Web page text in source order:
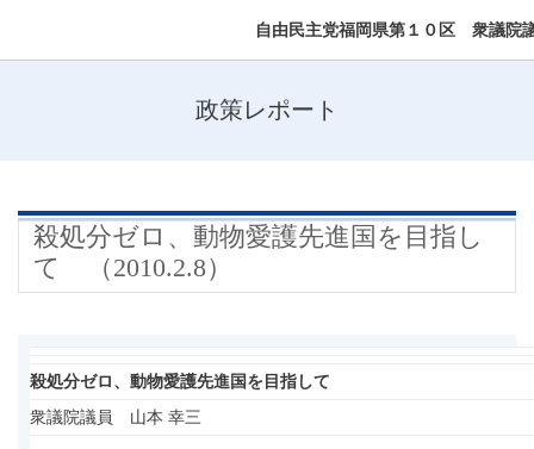
自由民主党福岡県第１０区 衆議院
政策レポート
殺処分ゼロ、動物愛護先進国を目指し
て （2010.2.8）
殺処分ゼロ、動物愛護先進国を目指して
衆議院議員 山本 幸三